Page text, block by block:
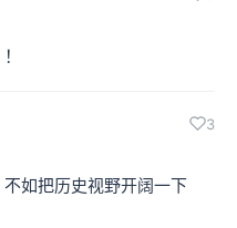
3
如把历史视野开阔一下